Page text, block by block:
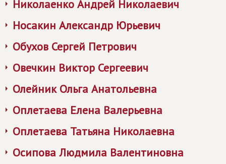
Николаенко Андрей Николаевич
Носакин Александр Юрьевич
Обухов Сергей Петрович
Овечкин Виктор Сергеевич
Олейник Ольга Анатольевна
Оплетаева Елена Валерьевна
Оплетаева Татьяна Николаевна
Осипова Людмила Валентиновна